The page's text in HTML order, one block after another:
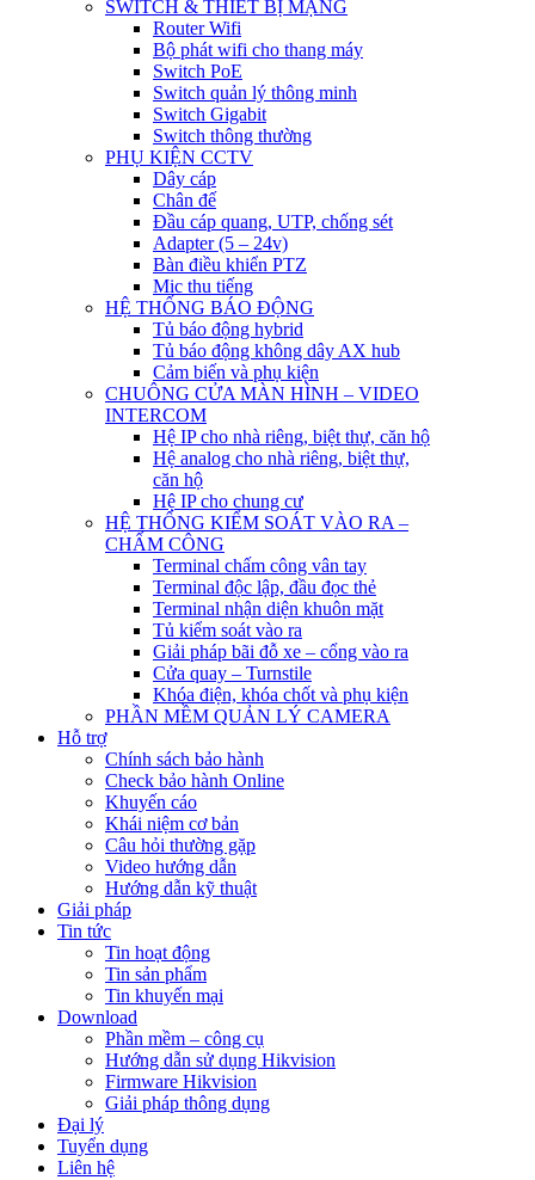
SWITCH & THIẾT BỊ MẠNG
Router Wifi
Bộ phát wifi cho thang máy
Switch PoE
Switch quản lý thông minh
Switch Gigabit
Switch thông thường
PHỤ KIỆN CCTV
Dây cáp
Chân đế
Đầu cáp quang, UTP, chống sét
Adapter (5 – 24v)
Bàn điều khiển PTZ
Mic thu tiếng
HỆ THỐNG BÁO ĐỘNG
Tủ báo động hybrid
Tủ báo động không dây AX hub
Cảm biến và phụ kiện
CHUÔNG CỬA MÀN HÌNH – VIDEO
INTERCOM
Hệ IP cho nhà riêng, biệt thự, căn hộ
Hệ analog cho nhà riêng, biệt thự,
căn hộ
Hệ IP cho chung cư
HỆ THỐNG KIỂM SOÁT VÀO RA –
CHẤM CÔNG
Terminal chấm công vân tay
Terminal độc lập, đầu đọc thẻ
Terminal nhận diện khuôn mặt
Tủ kiểm soát vào ra
Giải pháp bãi đỗ xe – cổng vào ra
Cửa quay – Turnstile
Khóa điện, khóa chốt và phụ kiện
PHẦN MỀM QUẢN LÝ CAMERA
Hỗ trợ
Chính sách bảo hành
Check bảo hành Online
Khuyến cáo
Khái niệm cơ bản
Câu hỏi thường gặp
Video hướng dẫn
Hướng dẫn kỹ thuật
Giải pháp
Tin tức
Tin hoạt động
Tin sản phẩm
Tin khuyến mại
Download
Phần mềm – công cụ
Hướng dẫn sử dụng Hikvision
Firmware Hikvision
Giải pháp thông dụng
Đại lý
Tuyển dụng
Liên hệ